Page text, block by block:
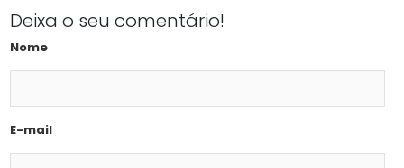
Deixa o seu comentário!
Nome
E-mail